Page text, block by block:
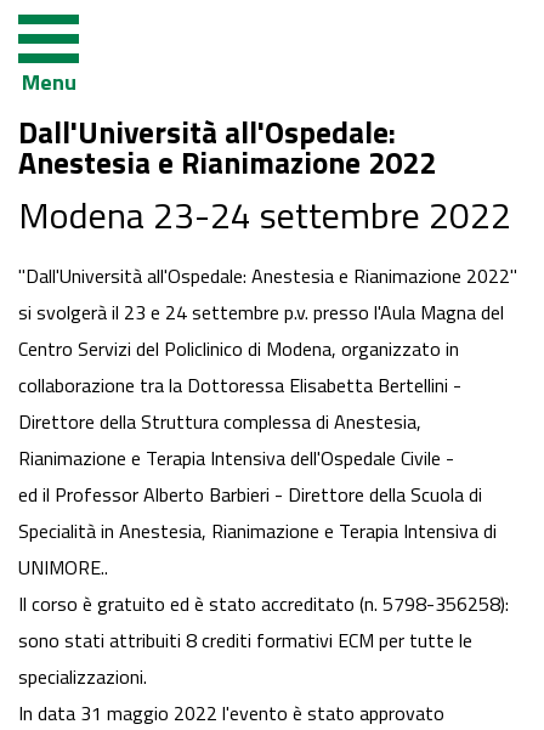
Dall'Università all'Ospedale: Anestesia e Rianimazione 2022
Menu
Dall'Università all'Ospedale:
Anestesia e Rianimazione 2022
Modena 23-24 settembre 2022
"Dall'Università all'Ospedale: Anestesia e Rianimazione 2022"
si svolgerà il 23 e 24 settembre p.v. presso l'Aula Magna del
Centro Servizi del Policlinico di Modena, organizzato in
collaborazione tra la Dottoressa Elisabetta Bertellini -
Direttore della Struttura complessa di Anestesia,
Rianimazione e Terapia Intensiva dell'Ospedale Civile -
ed il Professor Alberto Barbieri - Direttore della Scuola di
Specialità in Anestesia, Rianimazione e Terapia Intensiva di
UNIMORE..
Il corso è gratuito ed è stato accreditato (n. 5798-356258):
sono stati attribuiti 8 crediti formativi ECM per tutte le
specializzazioni.
In data 31 maggio 2022 l'evento è stato approvato